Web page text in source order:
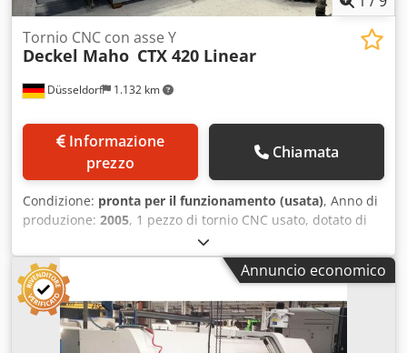
Düsseldorf 1.132 km
Tornio CNC con asse Y
Deckel Maho CTX 420 Linear
prezzo
Chiamata
Condizione: pronta per il funzionamento (usata), Anno di
produzione: 2005, 1 pezzo di tornio CNC usato, dotato di
utensili motorizzati e asse Y. Controllo Siemens. La
macchina può essere visionata in funzione previo accordo.
Dcodpfx Aszgtgbjpcjk
Annuncio economico